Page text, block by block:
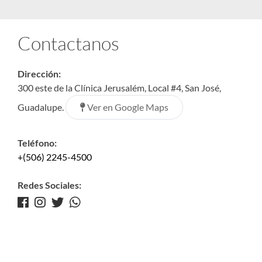
Contactanos
Dirección:
300 este de la Clínica Jerusalém, Local #4, San José,
Guadalupe.
Ver en Google Maps
Teléfono:
+(506) 2245-4500
Redes Sociales: